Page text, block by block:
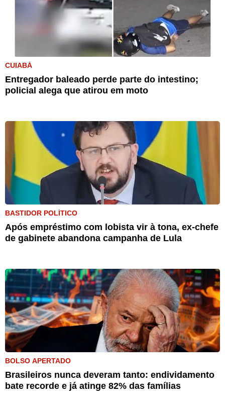
CUIABÁ
Entregador baleado perde parte do intestino;
policial alega que atirou em moto
BASTIDOR POLÍTICO
Após empréstimo com lobista vir à tona, ex-chefe
de gabinete abandona campanha de Lula
BOLSO APERTADO
Brasileiros nunca deveram tanto: endividamento
bate recorde e já atinge 82% das famílias